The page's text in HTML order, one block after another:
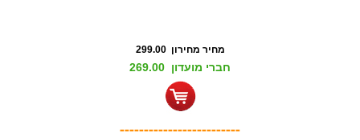
מחיר מחירון 299.00
חברי מועדון 269.00
-------------------------